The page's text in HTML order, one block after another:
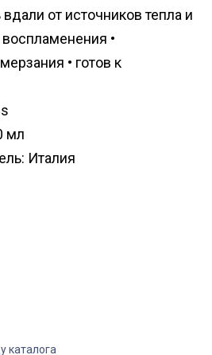
от источников тепла и
•
• готов к
мл
Италия
каталога